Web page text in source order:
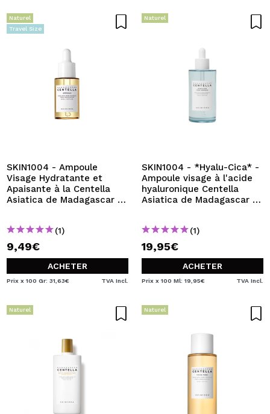
Naturel
Travel Size
SKIN1004 - Ampoule
Visage Hydratante et
Apaisante à la Centella
Asiatica de Madagascar -
(1)
9,49€
ACHETER
Prix x 100 Gr: 31,63€ TVA Incl.
Naturel
SKIN1004 - *Hyalu-Cica* -
Ampoule visage à l'acide
hyaluronique Centella
Asiatica de Madagascar -
(1)
19,95€
ACHETER
Prix x 100 Ml: 19,95€ TVA Incl.
Naturel Naturel